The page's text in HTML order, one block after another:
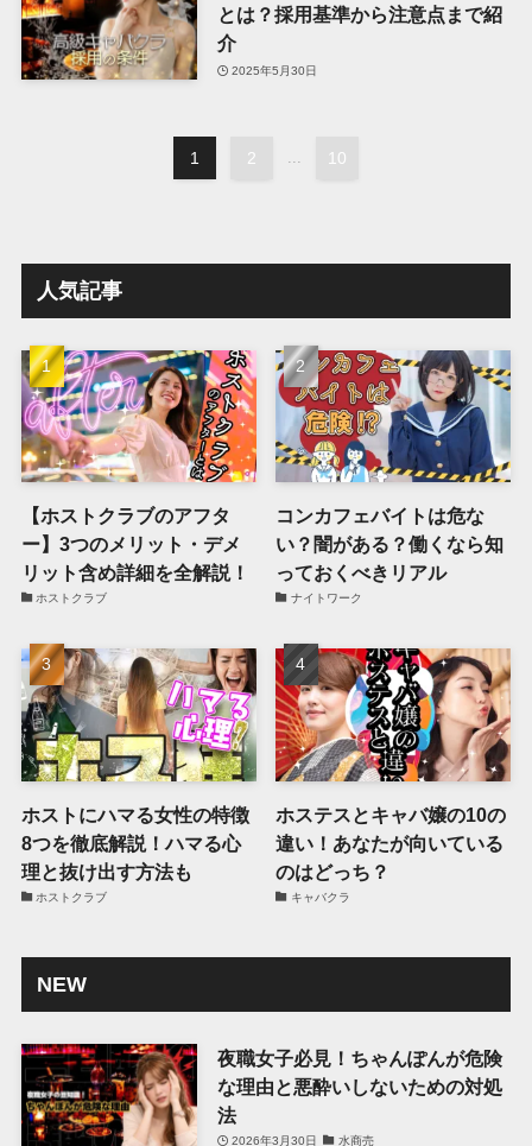
とは？採用基準から注意点まで紹
介
2025年5月30日
1 2 ... 10
人気記事
【ホストクラブのアフタ
ー】3つのメリット・デメ
リット含め詳細を全解説！
ホストクラブ
コンカフェバイトは危な
い？闇がある？働くなら知
っておくべきリアル
ナイトワーク
ホストにハマる女性の特徴
8つを徹底解説！ハマる心
理と抜け出す方法も
ホストクラブ
ホステスとキャバ嬢の10の
違い！あなたが向いている
のはどっち？
キャバクラ
NEW
夜職女子必見！ちゃんぽんが危険
な理由と悪酔いしないための対処
法
2026年3月30日 水商売